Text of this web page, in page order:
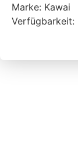
Marke: Kawai
Verfügbarkeit: